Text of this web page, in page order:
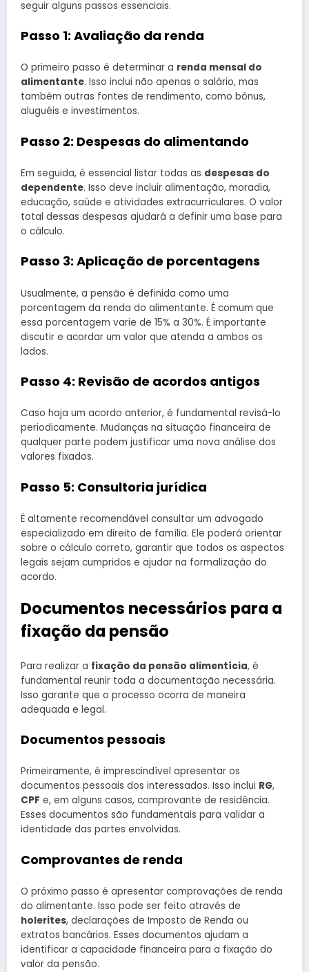
seguir alguns passos essenciais.
Passo 1: Avaliação da renda
O primeiro passo é determinar a renda mensal do
alimentante. Isso inclui não apenas o salário, mas
também outras fontes de rendimento, como bônus,
aluguéis e investimentos.
Passo 2: Despesas do alimentando
Em seguida, é essencial listar todas as despesas do
dependente. Isso deve incluir alimentação, moradia,
educação, saúde e atividades extracurriculares. O valor
total dessas despesas ajudará a definir uma base para
o cálculo.
Passo 3: Aplicação de porcentagens
Usualmente, a pensão é definida como uma
porcentagem da renda do alimentante. É comum que
essa porcentagem varie de 15% a 30%. É importante
discutir e acordar um valor que atenda a ambos os
lados.
Passo 4: Revisão de acordos antigos
Caso haja um acordo anterior, é fundamental revisá-lo
periodicamente. Mudanças na situação financeira de
qualquer parte podem justificar uma nova análise dos
valores fixados.
Passo 5: Consultoria jurídica
É altamente recomendável consultar um advogado
especializado em direito de família. Ele poderá orientar
sobre o cálculo correto, garantir que todos os aspectos
legais sejam cumpridos e ajudar na formalização do
acordo.
Documentos necessários para a
fixação da pensão
Para realizar a fixação da pensão alimentícia, é
fundamental reunir toda a documentação necessária.
Isso garante que o processo ocorra de maneira
adequada e legal.
Documentos pessoais
Primeiramente, é imprescindível apresentar os
documentos pessoais dos interessados. Isso inclui RG,
CPF e, em alguns casos, comprovante de residência.
Esses documentos são fundamentais para validar a
identidade das partes envolvidas.
Comprovantes de renda
O próximo passo é apresentar comprovações de renda
do alimentante. Isso pode ser feito através de
holerites, declarações de Imposto de Renda ou
extratos bancários. Esses documentos ajudam a
identificar a capacidade financeira para a fixação do
valor da pensão.